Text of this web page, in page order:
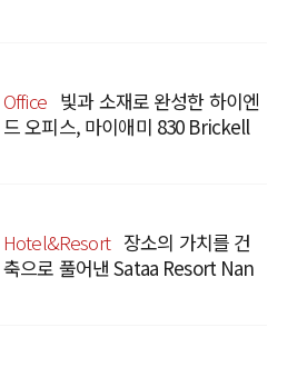
Office 빛과 소재로 완성한 하이엔
드 오피스, 마이애미 830 Brickell
Hotel&Resort 장소의 가치를 건
축으로 풀어낸 Sataa Resort Nan